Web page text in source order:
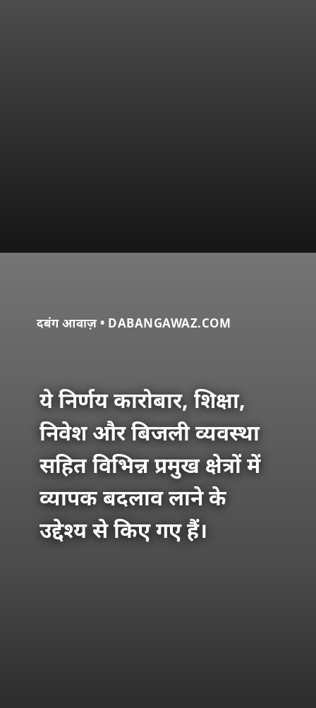
दबंग आवाज़ • DABANGAWAZ.COM
ये निर्णय कारोबार, शिक्षा,
निवेश और बिजली व्यवस्था
सहित विभिन्न प्रमुख क्षेत्रों में
व्यापक बदलाव लाने के
उद्देश्य से किए गए हैं।